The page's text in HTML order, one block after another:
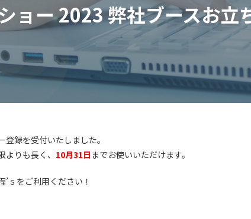
ョー 2023 弊社ブースお立
録を受付いたしました。
りも長く、 10月31日 までお使いいただけます。
ｓをご利用ください！